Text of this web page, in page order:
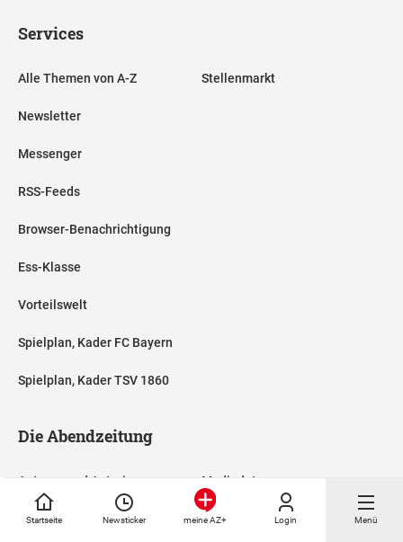
Startseite Newsticker meine AZ+ Login Menü
Services
Alle Themen von A-Z
Newsletter
Messenger
RSS-Feeds
Browser-Benachrichtigung
Ess-Klasse
Vorteilswelt
Spielplan, Kader FC Bayern
Spielplan, Kader TSV 1860
Stellenmarkt
Die Abendzeitung
Autoren und Autorinnen
Karriere / Jobs
Mediadaten
AZ-Shop